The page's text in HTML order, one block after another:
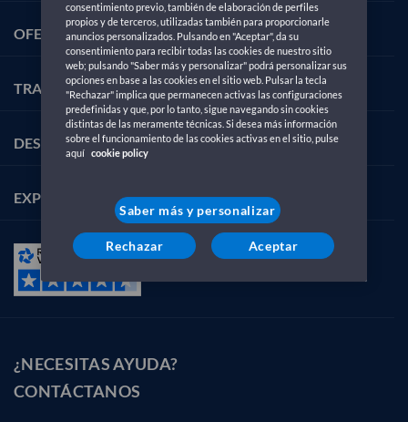
OFERTAS
TRAYECTOS
DESTINOS
EXPLORAR
¿NECESITAS AYUDA?
CONTÁCTANOS
consentimiento previo, también de elaboración de perfiles
propios y de terceros, utilizadas también para proporcionarle
anuncios personalizados. Pulsando en "Aceptar", da su
consentimiento para recibir todas las cookies de nuestro sitio
web; pulsando "Saber más y personalizar" podrá personalizar sus
opciones en base a las cookies en el sitio web. Pulsar la tecla
"Rechazar" implica que permanecen activas las configuraciones
predefinidas y que, por lo tanto, sigue navegando sin cookies
distintas de las meramente técnicas. Si desea más información
sobre el funcionamiento de las cookies activas en el sitio, pulse
aquí cookie policy
Saber más y personalizar
Rechazar Aceptar